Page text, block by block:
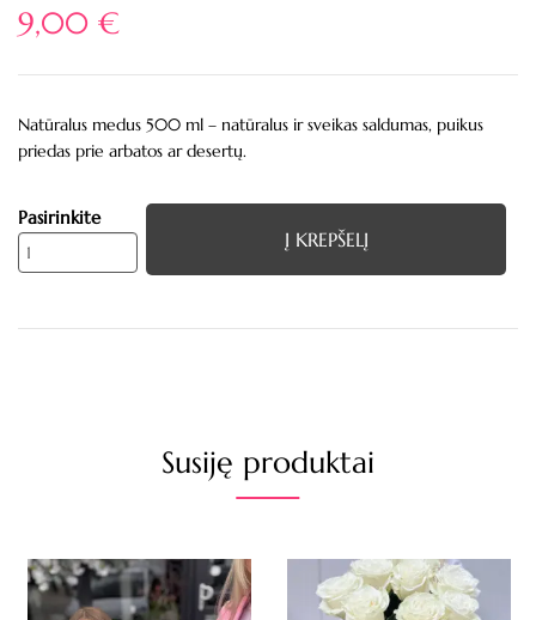
9,00 €
Natūralus medus 500 ml – natūralus ir sveikas saldumas, puikus
priedas prie arbatos ar desertų.
Pasirinkite
Į KREPŠELĮ
Susiję produktai